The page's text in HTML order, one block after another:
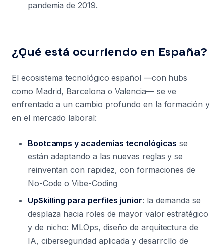
pandemia de 2019.
¿Qué está ocurriendo en España?
El ecosistema tecnológico español —con hubs
como Madrid, Barcelona o Valencia— se ve
enfrentado a un cambio profundo en la formación y
en el mercado laboral:
Bootcamps y academias tecnológicas se
están adaptando a las nuevas reglas y se
reinventan con rapidez, con formaciones de
No-Code o Vibe-Coding
UpSkilling para perfiles junior: la demanda se
desplaza hacia roles de mayor valor estratégico
y de nicho: MLOps, diseño de arquitectura de
IA, ciberseguridad aplicada y desarrollo de